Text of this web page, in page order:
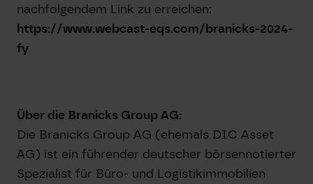
nachfolgendem Link zu erreichen:
https://www.webcast-eqs.com/branicks-2024-
fy
Über die Branicks Group AG:
Die Branicks Group AG (ehemals DIC Asset
AG) ist ein führender deutscher börsennotierter
Spezialist für Büro- und Logistikimmobilien